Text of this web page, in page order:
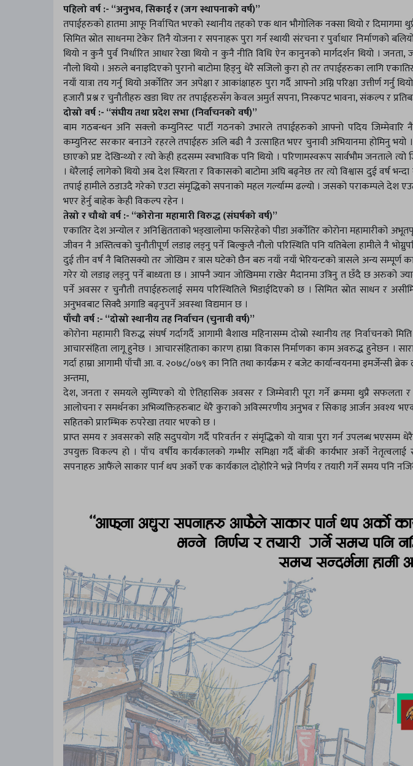
पहिलो वर्ष :- “अनुभव, सिकाई र (जग स्थापनाको वर्ष)”
तपाईहरुको हातमा आफू निर्वाचित भएको स्थानीय तहको एक थान भौगोलिक नक्सा थियो र दिमागमा
सिमित स्रोत साधनमा टेकेर तिनै योजना र सपनाहरू पुरा गर्न स्थायी संरचना र पुर्वाधार निर्माणको
थियो न कुनै पुर्व निर्धारित आधार रेखा थियो न कुनै नीति विधि ऐन कानुनको मार्गदर्शन थियो । जनता,
नौलो थियो । अरुले बनाइदिएको पुरानो बाटोमा हिड्नु धेरै सजिलो कुरा हो तर तपाईहरुका लागि
नयाँ यात्रा तय गर्नु थियो अर्कोतिर जन अपेक्षा र आकांक्षाहरु पुरा गर्दै आफ्नो अग्नि परिक्षा उत्तीर्ण
हजारौं प्रश्न र चुनौतीहरु खडा थिए तर तपाईहरुसँग केवल अमुर्त सपना, निस्कपट भावना, संकल्प र
दोस्रो वर्ष :- “संघीय तथा प्रदेश सभा (निर्वाचनको वर्ष)”
बाम गठबन्धन अनि सक्लो कम्युनिस्ट पार्टी गठनको उभारले तपाईहरुको आफ्नो पदिय
कम्युनिस्ट सरकार बनाउने रहरले तपाईहरु अलि बढी नै उत्साहित भएर चुनावी अभियानमा होमिनु भयो
छाएको प्रष्ट देखिन्थ्यो र त्यो केही हदसम्म स्वभाविक पनि थियो । परिणामस्वरूप सार्वभौम जनताले
। धेरैलाई लागेको थियो अब देश स्थिरता र विकासको बाटोमा अघि बढ्नेछ तर त्यो विश्वास दुई वर्ष
तपाई हामीले ठडाउदै गरेको एउटा संमृद्धिको सपनाको महल गर्ल्याम्म ढल्यो । जसको पराकम्पले देश
भएर हेर्नु बाहेक केही विकल्प रहेन ।
तेस्रो र चौथो वर्ष :- “कोरोना महामारी विरुद्ध (संघर्षको वर्ष)”
एकातिर देश अन्योल र अनिश्चितताको भड्खालोमा फसिरहेको पीडा अर्कोतिर कोरोना महामारीको
जीवन नै अस्तित्वको चुनौतीपूर्ण लडाइ लड्नु पर्ने बिल्कुलै नौलो परिस्थिति पनि यतिबेला हामीले नै
दुई तीन वर्ष नै बितिसक्यो तर जोखिम र त्रास घटेको छैन बरु नयाँ नयाँ भेरियन्टको त्रासले अन्य सम्पूर्ण
गरेर यो लडाइ लड्नु पर्ने बाध्यता छ । आफ्नै ज्यान जोखिममा राखेर मैदानमा उत्रिनु त छँदै छ अरुको
पर्ने अवसर र चुनौती तपाईहरुलाई समय परिस्थितिले भिडाईदिएको छ । सिमित स्रोत साधन र
अनुभवबाट सिक्दै अगाडि बढ्नुपर्ने अवस्था विद्यमान छ ।
पाँचौ वर्ष :- “दोस्रो स्थानीय तह निर्वाचन (चुनावी वर्ष)”
कोरोना महामारी विरुद्ध संघर्ष गर्दागर्दै आगामी बैशाख महिनासम्म दोस्रो स्थानीय तह निर्वाचनको
आचारसंहिता लागू हुनेछ । आचारसंहिताका कारण हाम्रा विकास निर्माणका काम अवरुद्ध हुनेछन ।
गर्दा हाम्रा आगामी पाँचौं आ. व. २०७८/०७९ का निति तथा कार्यक्रम र बजेट कार्यान्वयनमा इमर्जेन्सी
अन्तमा,
देश, जनता र समयले सुम्पिएको यो ऐतिहासिक अवसर र जिम्मेवारी पूरा गर्ने क्रममा थुप्रै
आलोचना र समर्थनका अभिव्यक्तिहरुबाट धेरै कुराको अविस्मरणीय अनुभव र सिकाइ आर्जन अवश्य
सहितको प्रारम्भिक रुपरेखा तयार भएको छ ।
प्राप्त समय र अवसरको सहि सदुपयोग गर्दै परिवर्तन र संमृद्धिको यो यात्रा पुरा गर्न उपलब्ध
उपयुक्त विकल्प हो । पाँच वर्षीय कार्यकालको गम्भीर समिक्षा गर्दै बाँकी कार्यभार अर्को
सपनाहरु आफैंले साकार पार्न थप अर्को एक कार्यकाल दोहोरिने भन्ने निर्णय र तयारी गर्ने समय पनि